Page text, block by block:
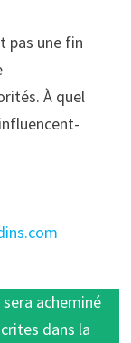
pas une fin
À quel
acheminé
dans la